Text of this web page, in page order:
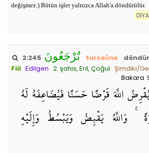
değişmez.) Bütün işler yalnızca Allah'a döndürülür.
2:245 تُرْجَعُونَ turceǔne
Fiil Edilgen 2. şahıs, Eril, Çoğul Şimdiki/
Bakara
اللَّهَ قَرْضًا حَسَنًا فَيُضَاعِفَهُ لَهُ
وَاللَّهُ يَقْبِضُ وَيَبْسُطُ وَإِلَيْهِ